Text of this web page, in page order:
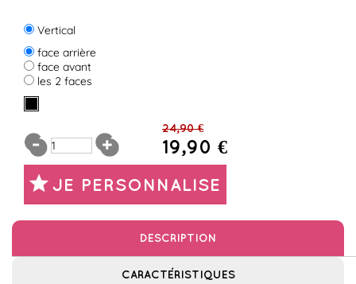
Vertical
face arrière
face avant
les 2 faces
24,90 €
19,90 €
JE PERSONNALISE
DESCRIPTION
CARACTÉRISTIQUES